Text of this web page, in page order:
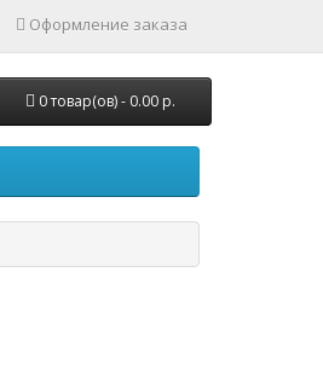
Оформление заказа
0 товар(ов) - 0.00 р.